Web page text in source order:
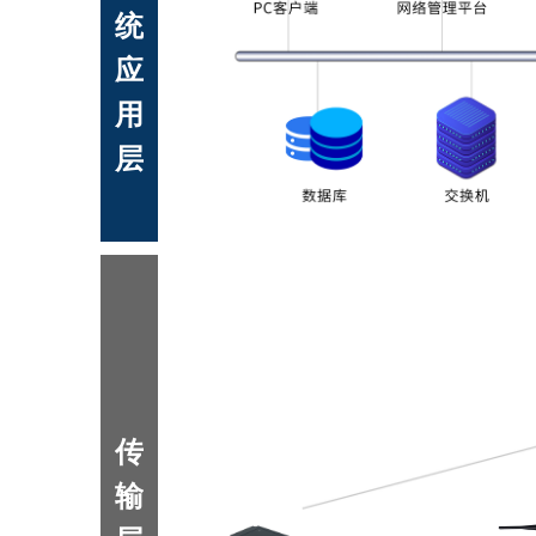
统
应
用
层
传
输